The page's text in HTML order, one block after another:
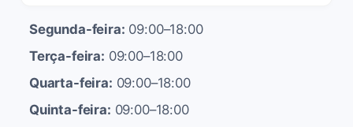
Segunda-feira: 09:00–18:00
Terça-feira: 09:00–18:00
Quarta-feira: 09:00–18:00
Quinta-feira: 09:00–18:00